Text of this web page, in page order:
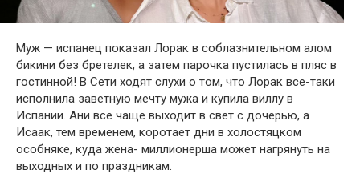
Муж — испанец показал Лорак в соблазнительном алом
бикини без бретелек, а затем парочка пустилась в пляс в
гостинной! В Сети ходят слухи о том, что Лорак все-таки
исполнила заветную мечту мужа и купила виллу в
Испании. Ани все чаще выходит в свет с дочерью, а
Исаак, тем временем, коротает дни в холостяцком
особняке, куда жена- миллионерша может нагрянуть на
выходных и по праздникам.